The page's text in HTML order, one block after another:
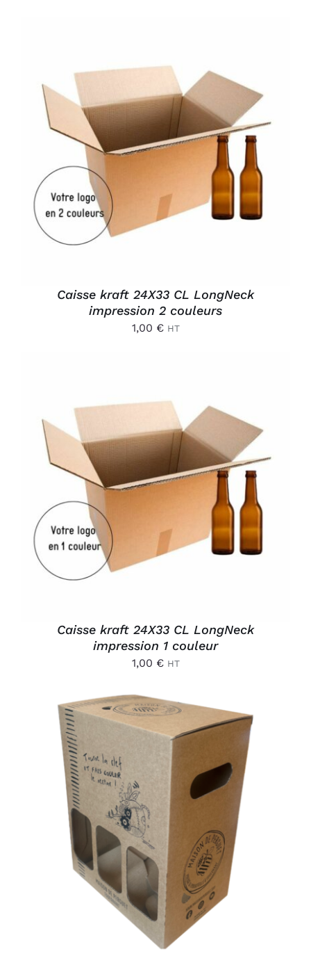
AJOUTER AU PANIER
Caisse kraft 24X33 CL LongNeck
impression 2 couleurs
1,00 € HT
AJOUTER AU PANIER
Caisse kraft 24X33 CL LongNeck
impression 1 couleur
1,00 € HT
AJOUTER AU PANIER
DÉTAILS